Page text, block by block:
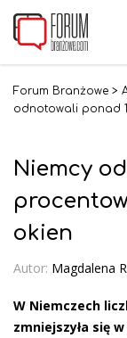
Forum Branżowe >
odnotowali ponad
Niemcy
okien
Autor: Magdalena
W Niemczech
zmniejszyła się